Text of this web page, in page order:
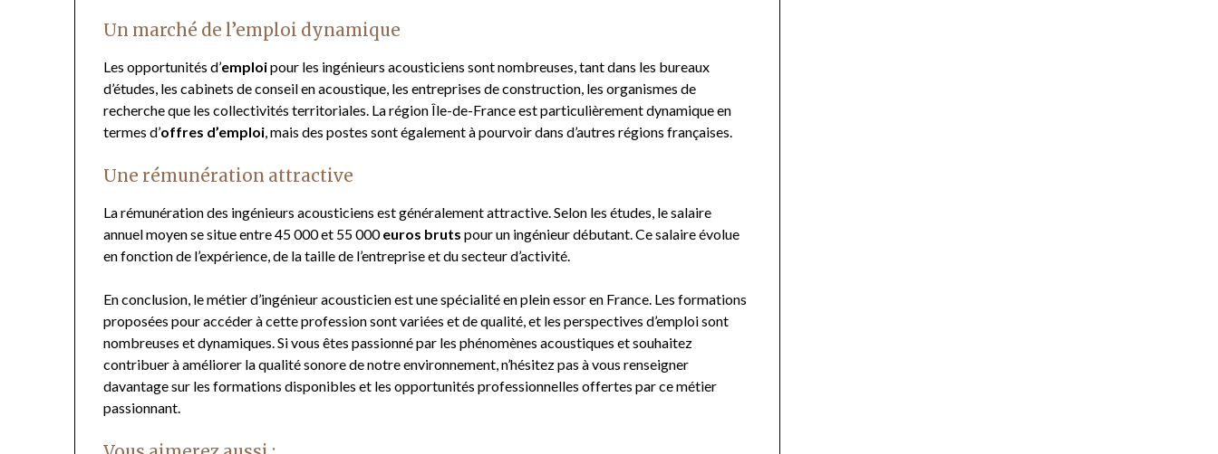
Un marché de l’emploi dynamique
Les opportunités d’emploipour les ingénieurs acousticiens sont nombreuses, tant dans les bureaux
d’études, les cabinets de conseil en acoustique, les entreprises de construction, les organismes de
recherche que les collectivités territoriales. La région Île-de-France est particulièrement dynamique en
termes d’offres d’emploi , mais des postes sont également à pourvoir dans d’autres régions françaises.
Une rémunération attractive
La rémunération des ingénieurs acousticiens est généralement attractive. Selon les études, le salaire
annuel moyen se situe entre 45 000 et 55 000euros bruts pour un ingénieur débutant. Ce salaire évolue
en fonction de l’expérience, de la taille de l’entreprise et du secteur d’activité.
En conclusion, le métier d’ingénieur acousticien est une spécialité en plein essor en France. Les formations
proposées pour accéder à cette profession sont variées et de qualité, et les perspectives d’emploi sont
nombreuses et dynamiques. Si vous êtes passionné par les phénomènes acoustiques et souhaitez
contribuer à améliorer la qualité sonore de notre environnement, n’hésitez pas à vous renseigner
davantage sur les formations disponibles et les opportunités professionnelles offertes par ce métier
passionnant.